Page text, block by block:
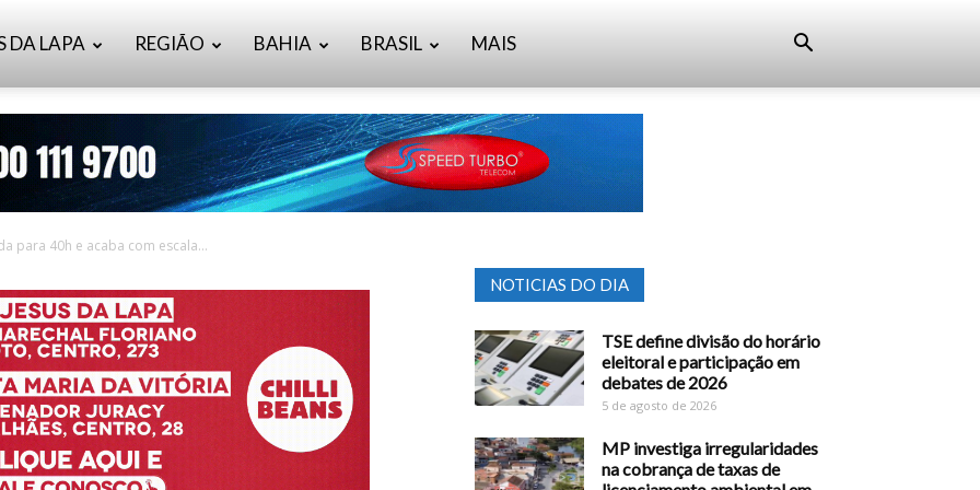
DA LAPA REGIÃO BAHIA BRASIL MAIS
para 40h e acaba com escala...
NOTICIAS DO DIA
TSE define divisão do horário
eleitoral e participação em
debates de 2026
5 de agosto de 2026
MP investiga irregularidades
na cobrança de taxas de